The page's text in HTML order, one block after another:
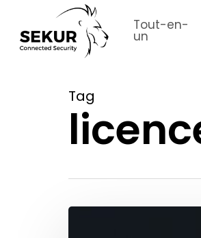
main
Tout-en-
un
Tag
Comment